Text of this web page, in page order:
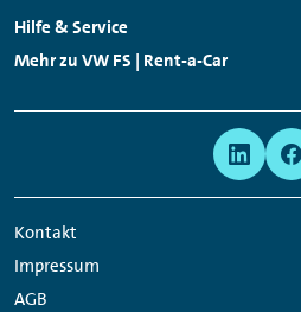
Links:
Hilfe & Service
Links:
Mehr zu VW FS | Rent-a-Car
Kontakt
Impressum
AGB
Network
Links